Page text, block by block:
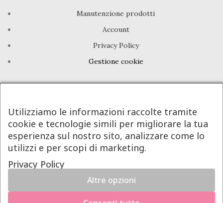
Manutenzione prodotti
Account
Privacy Policy
Gestione cookie
Chi siamo
Dicono di noi
Domande frequenti
DeA Jewels® | Valeria De Alfieri - P.Iva 08605781213
Powered By Next Step
×
Utilizziamo le informazioni raccolte tramite
cookie e tecnologie simili per migliorare la tua
esperienza sul nostro sito, analizzare come lo
utilizzi e per scopi di marketing.
Privacy Policy
Altre opzioni